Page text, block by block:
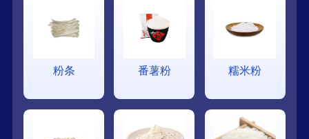
粉条 番薯粉 糯米粉